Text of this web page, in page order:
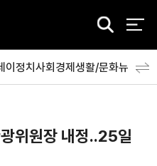
검
이정치사회경제생활/문화뉴스특
위원장 내정..25일